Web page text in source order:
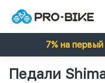
7% на
Педали